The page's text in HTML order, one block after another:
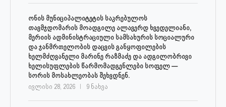
ონის მუნიციპალიტეტის საკრებულოს
თავმჯდომარის მოადგილე ალავერდ ხვედელიანი,
მერიის ადმინისტრაციული სამსახურის სოციალური
და ჯანმრთელობის დაცვის განყოფილების
ხელმძღვანელი მარინე რაზმაძე და ადგილობრივი
ხელისუფლების წარმომადგენლები სოფელ —
სორის მოსახლეობას შეხვდნენ.
ივლისი 28, 2026 9 ნახვა